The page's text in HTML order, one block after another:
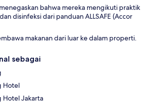
bahwa mereka mengikuti praktik
disinfeksi dari panduan ALLSAFE (Accor
makanan dari luar ke dalam properti.
sebagai
Hotel
Hotel Jakarta